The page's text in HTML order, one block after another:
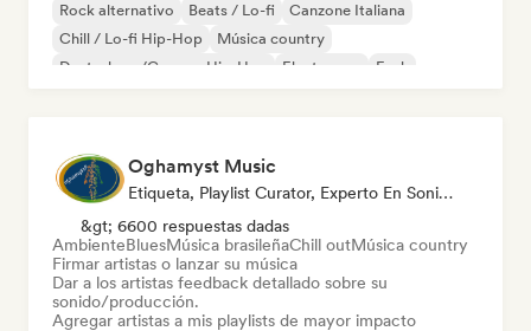
Rock alternativo Beats / Lo-fi
Canzone Italiana
Chill / Lo-fi Hip-Hop
Música country
Deutschrap/German Hip-Hop
Electropop Funk
Oghamyst Music
Etiqueta, Playlist Curator, Experto En Sonido
&gt; 6600 respuestas dadas
AmbienteBluesMúsica brasileñaChill outMúsica country
Firmar artistas o lanzar su música
Dar a los artistas feedback detallado sobre su
sonido/producción.
Agregar artistas a mis playlists de mayor impacto